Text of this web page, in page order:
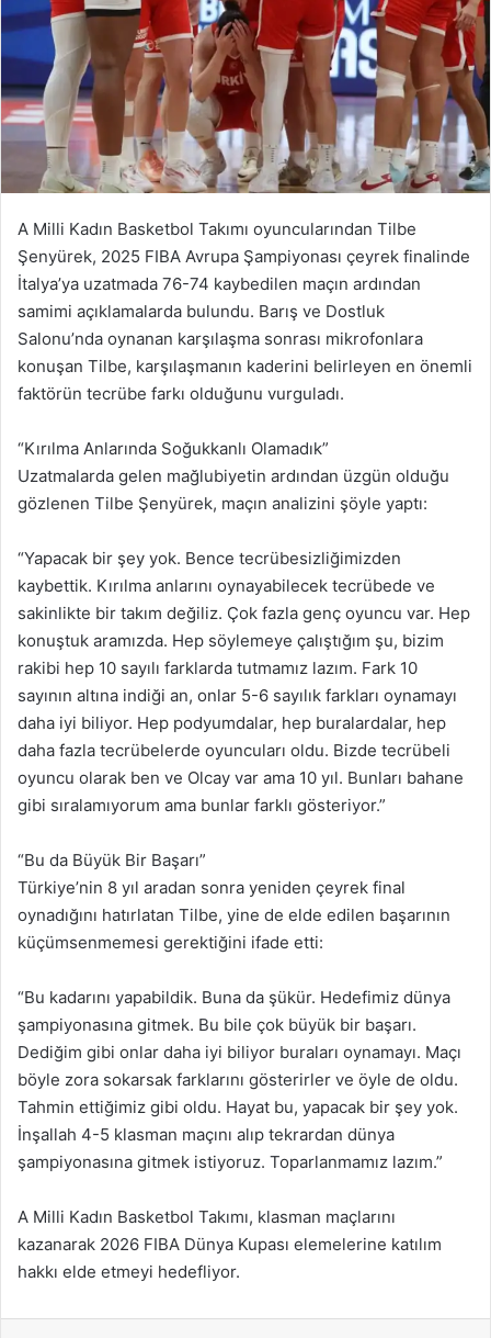
A Milli Kadın Basketbol Takımı oyuncularından Tilbe
Şenyürek, 2025 FIBA Avrupa Şampiyonası çeyrek finalinde
İtalya’ya uzatmada 76-74 kaybedilen maçın ardından
samimi açıklamalarda bulundu. Barış ve Dostluk
Salonu’nda oynanan karşılaşma sonrası mikrofonlara
konuşan Tilbe, karşılaşmanın kaderini belirleyen en önemli
faktörün tecrübe farkı olduğunu vurguladı.
“Kırılma Anlarında Soğukkanlı Olamadık”
Uzatmalarda gelen mağlubiyetin ardından üzgün olduğu
gözlenen Tilbe Şenyürek, maçın analizini şöyle yaptı:
“Yapacak bir şey yok. Bence tecrübesizliğimizden
kaybettik. Kırılma anlarını oynayabilecek tecrübede ve
sakinlikte bir takım değiliz. Çok fazla genç oyuncu var. Hep
konuştuk aramızda. Hep söylemeye çalıştığım şu, bizim
rakibi hep 10 sayılı farklarda tutmamız lazım. Fark 10
sayının altına indiği an, onlar 5-6 sayılık farkları oynamayı
daha iyi biliyor. Hep podyumdalar, hep buralardalar, hep
daha fazla tecrübelerde oyuncuları oldu. Bizde tecrübeli
oyuncu olarak ben ve Olcay var ama 10 yıl. Bunları bahane
gibi sıralamıyorum ama bunlar farklı gösteriyor.”
“Bu da Büyük Bir Başarı”
Türkiye’nin 8 yıl aradan sonra yeniden çeyrek final
oynadığını hatırlatan Tilbe, yine de elde edilen başarının
küçümsenmemesi gerektiğini ifade etti:
“Bu kadarını yapabildik. Buna da şükür. Hedefimiz dünya
şampiyonasına gitmek. Bu bile çok büyük bir başarı.
Dediğim gibi onlar daha iyi biliyor buraları oynamayı. Maçı
böyle zora sokarsak farklarını gösterirler ve öyle de oldu.
Tahmin ettiğimiz gibi oldu. Hayat bu, yapacak bir şey yok.
İnşallah 4-5 klasman maçını alıp tekrardan dünya
şampiyonasına gitmek istiyoruz. Toparlanmamız lazım.”
A Milli Kadın Basketbol Takımı, klasman maçlarını
kazanarak 2026 FIBA Dünya Kupası elemelerine katılım
hakkı elde etmeyi hedefliyor.